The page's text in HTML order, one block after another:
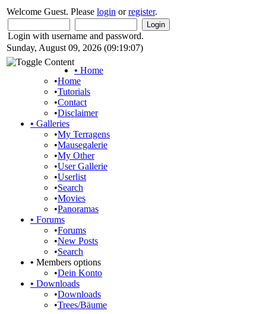
Welcome Guest. Please login orregister.
Login with username and password.
Sunday, August 09, 2026 (09:19:07)
• Home
•Home
•Tutorials
•Contact
•Disclaimer
• Galleries
•My Terragens
•Mausegalerie
•My Other
•User Gallerie
•Userlist
•Search
•Movies
•Panoramas
• Forums
•Forums
•New Posts
•Search
• Members options
•Dein Konto
• Downloads
•Downloads
•Trees/Bäume